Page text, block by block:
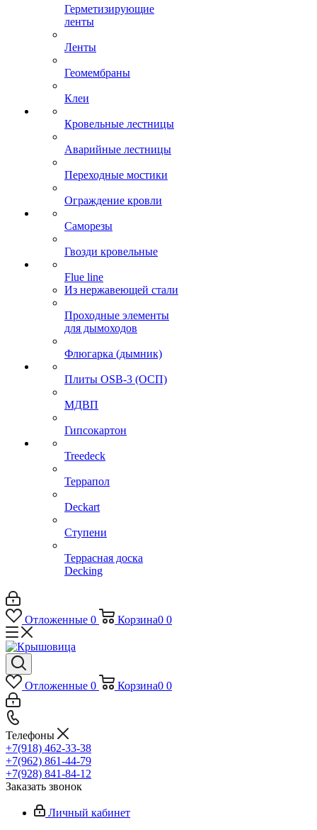
Герметизирующие
ленты
Ленты
Геомембраны
Клеи
Кровельные лестницы
Аварийные лестницы
Переходные мостики
Ограждение кровли
Саморезы
Гвозди кровельные
Flue line
Из нержавеющей стали
Проходные элементы
для дымоходов
Флюгарка (дымник)
Плиты OSB-3 (ОСП)
МДВП
Гипсокартон
Treedeck
Террапол
Deckart
Ступени
Террасная доска
Decking
Отложенные 0 Корзина0 0
Отложенные 0 Корзина0 0
Телефоны
+7(918) 462-33-38
+7(962) 861-44-79
+7(928) 841-84-12
Заказать звонок
Личный кабинет